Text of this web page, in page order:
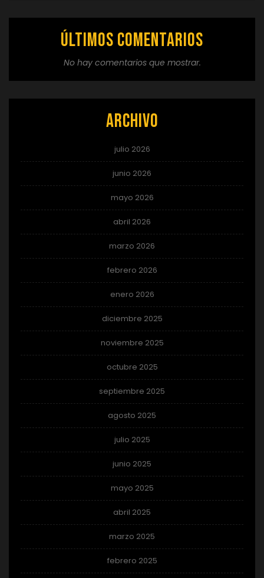
Últimos comentarios
No hay comentarios que mostrar.
Archivo
julio 2026
junio 2026
mayo 2026
abril 2026
marzo 2026
febrero 2026
enero 2026
diciembre 2025
noviembre 2025
octubre 2025
septiembre 2025
agosto 2025
julio 2025
junio 2025
mayo 2025
abril 2025
marzo 2025
febrero 2025